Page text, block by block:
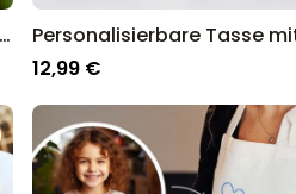
Personalisierbarer Retro-Jutebeutel mit Haustier
12,99 €